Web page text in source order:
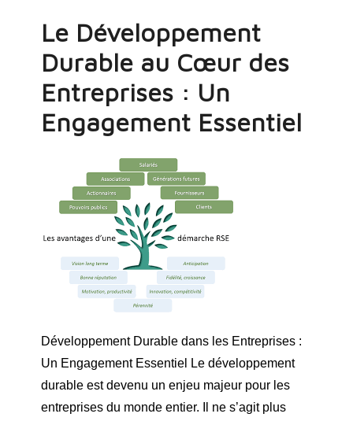
Le Développement
Durable au Cœur des
Entreprises : Un
Engagement Essentiel
Développement Durable dans les Entreprises :
Un Engagement Essentiel Le développement
durable est devenu un enjeu majeur pour les
entreprises du monde entier. Il ne s’agit plus